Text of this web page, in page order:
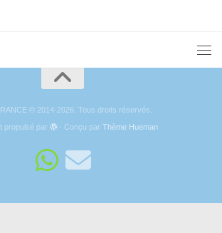
© 2014-2026. Tous droits réservés.
propulsé par
- Conçu parThème Hueman